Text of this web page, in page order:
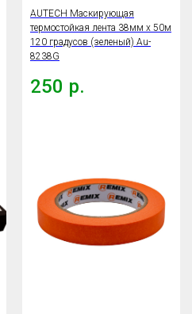
AUTECH Маскирующая
термостойкая лента 38мм x 50м
120 градусов (зеленый) Au-
8238G
250 р.